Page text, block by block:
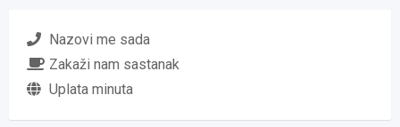
Nazovi me sada
Zakaži nam sastanak
Uplata minuta